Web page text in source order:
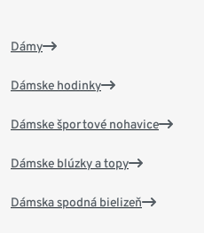
Dámy
Dámske hodinky
Dámske športové nohavice
Dámske blúzky a topy
Dámska spodná bielizeň